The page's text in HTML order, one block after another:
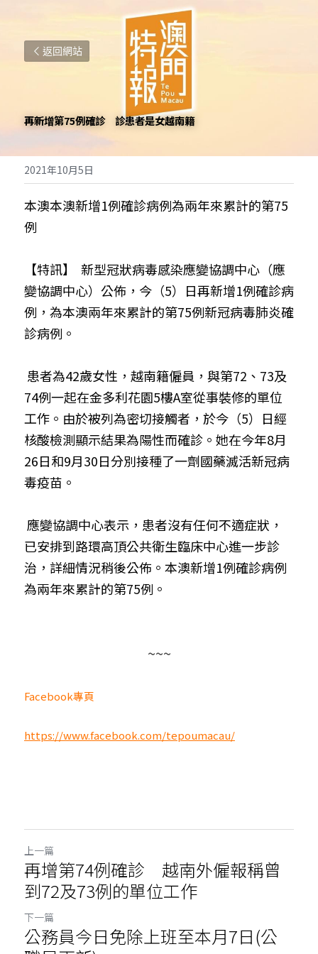
返回網站
再新增第75例確診　診患者是女越南籍
2021年10月5日
本澳本澳新增1例確診病例為兩年來累計的第75
例
【特訊】  新型冠狀病毒感染應變協調中心（應
變協調中心）公佈，今（5）日再新增1例確診病
例，為本澳兩年來累計的第75例新冠病毒肺炎確
診病例。
74例一起在金多利花園5樓A室從事裝修的單位
工作。由於被列為密切接觸者，於今（5）日經
核酸檢測顯示結果為陽性而確診。她在今年8月
26日和9月30日分別接種了一劑國藥滅活新冠病
毒疫苗。
已安排到路環高頂公共衛生臨床中心進一步診
治，詳細情況稍後公佈。本澳新增1例確診病例
為兩年來累計的第75例。
https://www.facebook.com/tepoumacau/
上一篇
再增第74例確診 越南外僱報稱曾
到72及73例的單位工作
下一篇
公務員今日免除上班至本月7日(公